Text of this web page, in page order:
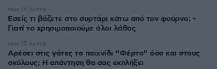
Εσείς τι βάζετε στο συρτάρι κάτω από τον φούρνο; -
Γιατί το χρησιμοποιούμε όλοι λάθος
πριν 15 λεπτά
Αρέσει στις γάτες το παιχνίδι “Φέρτο” όσο και στους
σκύλους; Η απάντηση θα σας εκπλήξει
πριν 15 λεπτά